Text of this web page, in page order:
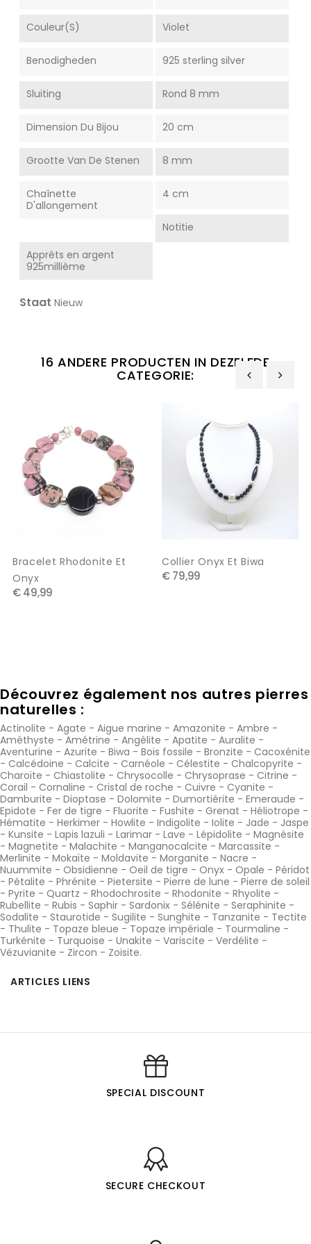
Couleur(s) Violet
Benodigheden 925 sterling silver
Sluiting Rond 8 mm
Dimension Du Bijou 20 cm
Grootte Van De Stenen 8 mm
Chaînette
D'allongement
4 cm
Notitie
Apprêts en argent
925millième
Staat Nieuw
16 ANDERE PRODUCTEN IN DEZELFDE
CATEGORIE:
Bracelet Rhodonite Et
Onyx
€ 49,99
Collier Onyx Et Biwa
€ 79,99
Découvrez également nos autres pierres
naturelles :
Actinolite - Agate - Aigue marine - Amazonite - Ambre -
Améthyste - Amétrine - Angélite - Apatite - Auralite -
Aventurine - Azurite - Biwa - Bois fossile - Bronzite - Cacoxénite
- Calcédoine - Calcite - Carnéole - Célestite - Chalcopyrite -
Charoïte - Chiastolite - Chrysocolle - Chrysoprase - Citrine -
Corail - Cornaline - Cristal de roche - Cuivre - Cyanite -
Damburite - Dioptase - Dolomite - Dumortiérite - Emeraude -
Epidote - Fer de tigre - Fluorite - Fushite - Grenat - Héliotrope -
Hématite - Herkimer - Howlite - Indigolite - Iolite - Jade - Jaspe
- Kunsite - Lapis lazuli - Larimar - Lave - Lépidolite - Magnésite
- Magnetite - Malachite - Manganocalcite - Marcassite -
Merlinite - Mokaïte - Moldavite - Morganite - Nacre -
Nuummite - Obsidienne - Oeil de tigre - Onyx - Opale - Péridot
- Pétalite - Phrénite - Pietersite - Pierre de lune - Pierre de soleil
- Pyrite - Quartz - Rhodochrosite - Rhodonite - Rhyolite -
Rubellite - Rubis - Saphir - Sardonix - Sélénite - Seraphinite -
Sodalite - Staurotide - Sugilite - Sunghite - Tanzanite - Tectite
- Thulite - Topaze bleue - Topaze impériale - Tourmaline -
Turkénite - Turquoise - Unakite - Variscite - Verdélite -
Vézuvianite - Zircon - Zoisite.
ARTICLES LIENS
SPECIAL DISCOUNT
SECURE CHECKOUT